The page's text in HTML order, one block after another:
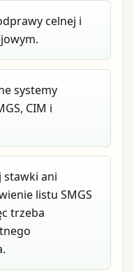
celnej i
systemy
CIM i
stawki ani
listu SMGS
trzeba